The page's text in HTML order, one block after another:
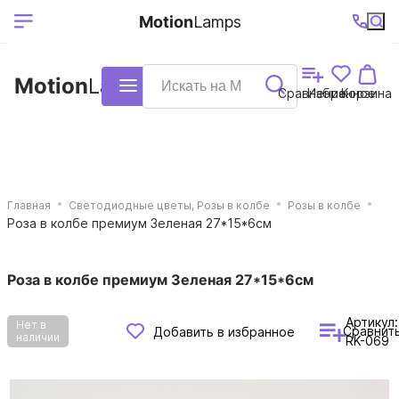
Ваш регион
Выберите ваш
+7 (495)740-
38-68
График
работы
MotionLamps Каталог Сравнение
Избранное
Корзина
MotionLamps
Главная Светодиодные цветы, Розы в колбе Розы в колбе
Роза в колбе премиум Зеленая 27*15*6см
Роза в колбе премиум Зеленая 27*15*6см
Нет в
наличии
Добавить в избранное
Артикул:
RK-069